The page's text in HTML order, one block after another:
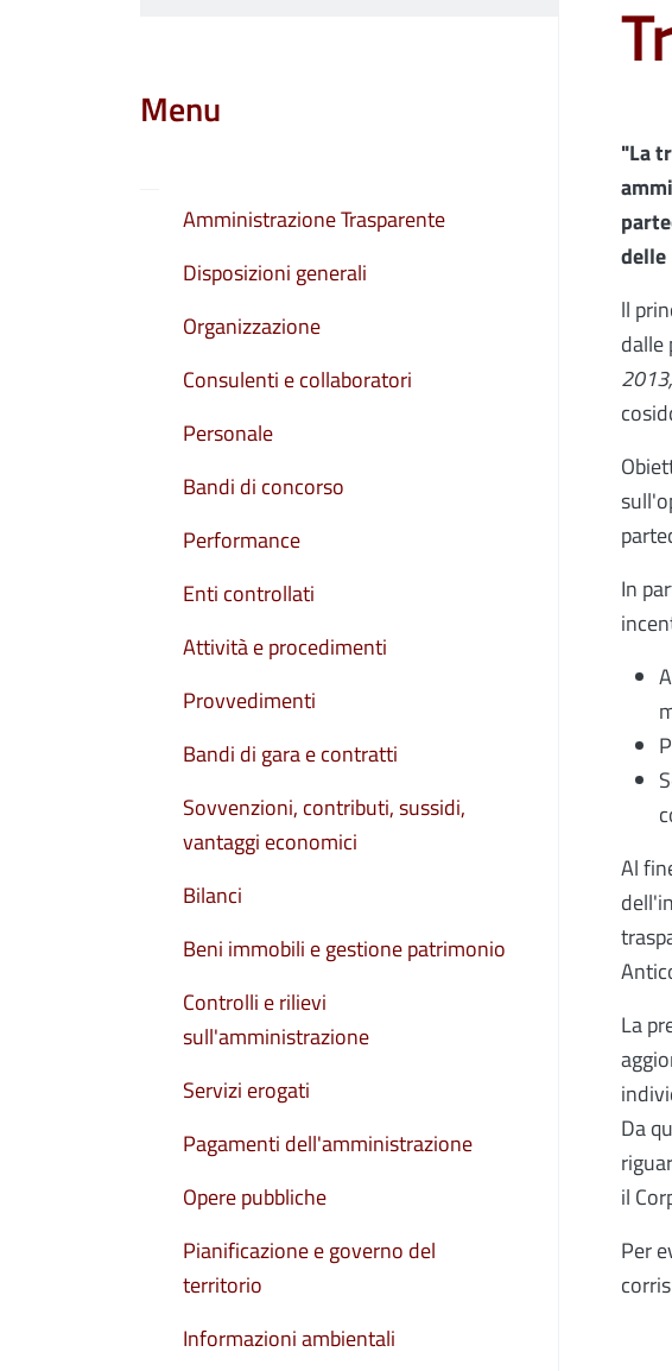
"La
ll
dalle
In
Al
La
Da
il
Per
Menu
Amministrazione Trasparente
Disposizioni generali
Organizzazione
Consulenti e collaboratori
Personale
Bandi di concorso
Performance
Enti controllati
Attività e procedimenti
Provvedimenti
Bandi di gara e contratti
Sovvenzioni, contributi, sussidi,
vantaggi economici
Bilanci
Beni immobili e gestione patrimonio
Controlli e rilievi
sull'amministrazione
Servizi erogati
Pagamenti dell'amministrazione
Opere pubbliche
Pianificazione e governo del
territorio
Informazioni ambientali